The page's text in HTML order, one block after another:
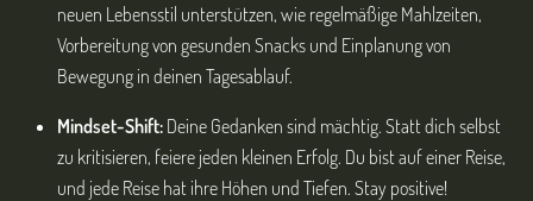
neuen Lebensstil unterstützen, wie regelmäßige Mahlzeiten,
Vorbereitung von gesunden Snacks und Einplanung von
Bewegung in deinen Tagesablauf.
Mindset-Shift: Deine Gedanken sind mächtig. Statt dich selbst
zu kritisieren, feiere jeden kleinen Erfolg. Du bist auf einer Reise,
und jede Reise hat ihre Höhen und Tiefen. Stay positive!